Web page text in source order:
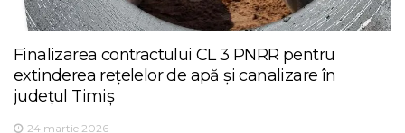
Finalizarea contractului CL 3 PNRR pentru
extinderea rețelelor de apă și canalizare în
județul Timiș
24 martie 2026